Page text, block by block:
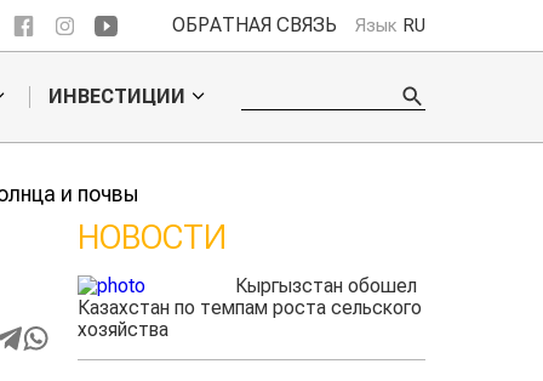
ОБРАТНАЯ СВЯЗЬ Язык RU
ИНВЕСТИЦИИ
и почвы
НОВОСТИ
Ученые нашли
способ повысить